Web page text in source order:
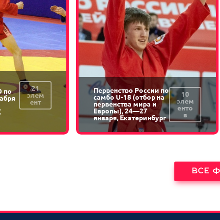
по
21
элем
ент
Первенство России по
самбо U-18 (отбор на
первенства мира и
Европы), 24—27
января, Екатеринбург
10
элем
енто
в
ВСЕ